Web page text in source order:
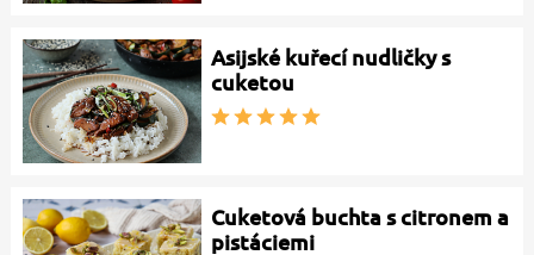
Asijské kuřecí nudličky s
cuketou
Cuketová buchta s citronem a
pistáciemi